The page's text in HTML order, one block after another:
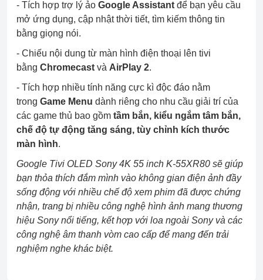
- Tích hợp trợ lý ảo Google Assistant để bạn yêu cầu
mở ứng dụng, cập nhật thời tiết, tìm kiếm thông tin
bằng giọng nói.
- Chiếu nội dung từ màn hình điện thoại lên tivi
bằng Chromecast và AirPlay 2.
- Tích hợp nhiều tính năng cực kì độc đáo nằm
trong Game Menu dành riêng cho nhu cầu giải trí của
các game thủ bao gồm tầm bắn, kiểu ngắm tâm bắn,
chế độ tự động tăng sáng, tùy chỉnh kích thước
màn hình.
Google Tivi OLED Sony 4K 55 inch K-55XR80 sẽ giúp
bạn thỏa thích đắm mình vào không gian điện ảnh đầy
sống động với nhiều chế độ xem phim đã được chứng
nhận, trang bị nhiều công nghệ hình ảnh mang thương
hiệu Sony nổi tiếng, kết hợp với loa ngoài Sony và các
công nghệ âm thanh vòm cao cấp để mang đến trải
nghiệm nghe khác biệt.